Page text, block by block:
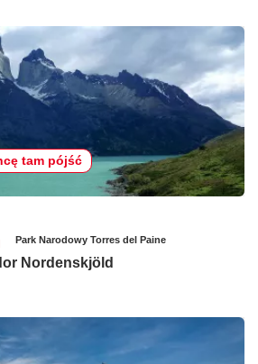
tam pójść
Park Narodowy Torres del Paine
Nordenskjöld